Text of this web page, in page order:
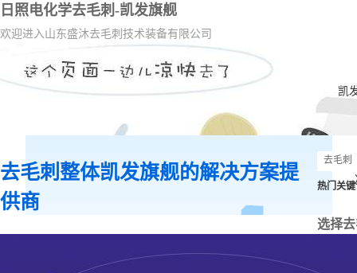
日照电化学去毛刺-凯发旗舰
欢迎进入山东盛沐去毛刺技术装备有限公司
凯
去毛刺整体凯发旗舰的解决方案提
供商
热门关
选择